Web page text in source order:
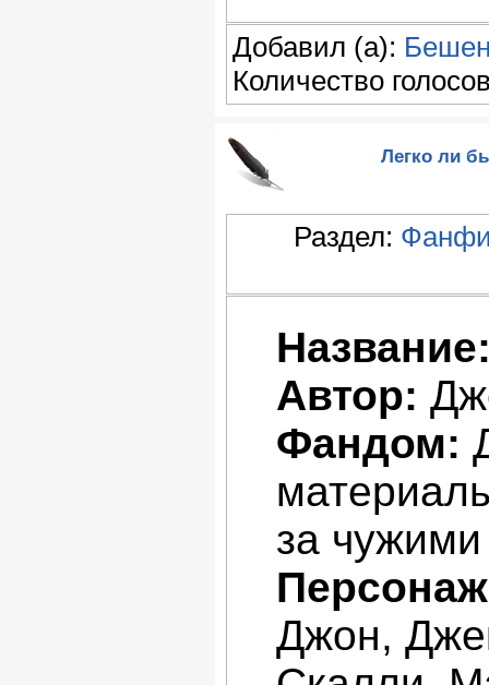
Добавил (а):
Количество
Легко ли
Раздел:
Автор:
Фандом:
за чужими
Джон,